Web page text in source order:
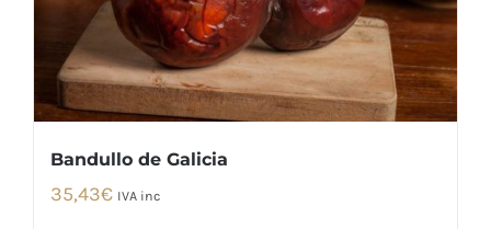
Bandullo de Galicia
35,43€ IVA inc